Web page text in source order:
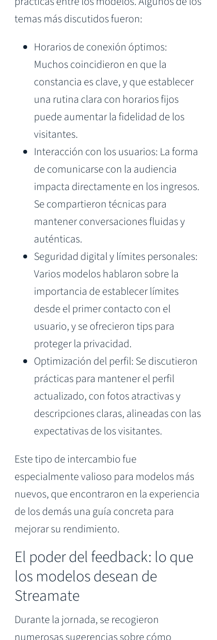
temas más discutidos fueron:
Horarios de conexión óptimos:
Muchos coincidieron en que la
constancia es clave, y que establecer
una rutina clara con horarios fijos
puede aumentar la fidelidad de los
visitantes.
Interacción con los usuarios: La forma
de comunicarse con la audiencia
impacta directamente en los ingresos.
Se compartieron técnicas para
mantener conversaciones fluidas y
auténticas.
Seguridad digital y límites personales:
Varios modelos hablaron sobre la
importancia de establecer límites
desde el primer contacto con el
usuario, y se ofrecieron tips para
proteger la privacidad.
Optimización del perfil: Se discutieron
prácticas para mantener el perfil
actualizado, con fotos atractivas y
descripciones claras, alineadas con las
expectativas de los visitantes.
Este tipo de intercambio fue
especialmente valioso para modelos más
nuevos, que encontraron en la experiencia
de los demás una guía concreta para
mejorar su rendimiento.
El poder del feedback: lo que
los modelos desean de
Streamate
Durante la jornada, se recogieron